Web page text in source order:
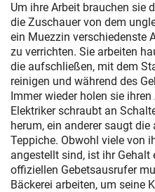
Um ihre Arbeit brauchen sie
die Zuschauer von dem
ein Muezzin verschiedenste
zu verrichten. Sie arbeiten
die aufschließen, mit dem
reinigen und während des
Immer wieder holen sie
Elektriker schraubt an
herum, ein anderer saugt
Teppiche. Obwohl viele von
angestellt sind, ist ihr Gehalt
offiziellen Gebetsausrufer
Bäckerei arbeiten, um seine